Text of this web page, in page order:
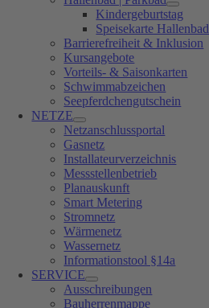
Kindergeburtstag
Speisekarte Hallenbad
Barrierefreiheit & Inklusion
Kursangebote
Vorteils- & Saisonkarten
Schwimmabzeichen
Seepferdchengutschein
NETZE
Netzanschlussportal
Gasnetz
Installateurverzeichnis
Messstellenbetrieb
Planauskunft
Smart Metering
Stromnetz
Wärmenetz
Wassernetz
Informationstool §14a
SERVICE
Ausschreibungen
Bauherrenmappe